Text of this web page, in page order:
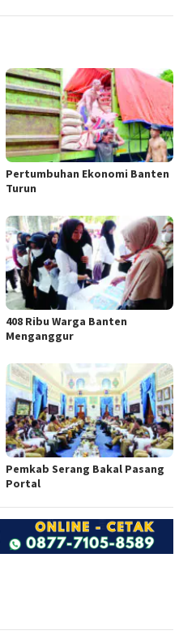
Pertumbuhan Ekonomi Banten
Turun
408 Ribu Warga Banten
Menganggur
Pemkab Serang Bakal Pasang
Portal